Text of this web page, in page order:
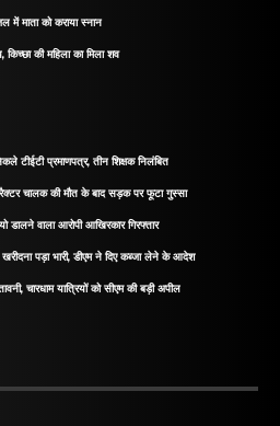
में माता को कराया स्नान
की महिला का मिला शव
टीईटी प्रमाणपत्र, तीन शिक्षक निलंबित
चालक की मौत के बाद सड़क पर फूटा गुस्सा
वाला आरोपी आखिरकार गिरफ्तार
पड़ा भारी, डीएम ने दिए कब्जा लेने के आदेश
चारधाम यात्रियों को सीएम की बड़ी अपील